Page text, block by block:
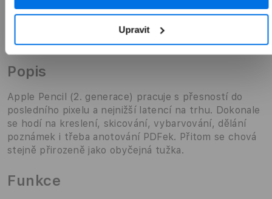
Upravit
Přehled
Popis
Apple Pencil (2. generace) pracuje s přesností do
posledního pixelu a nejnižší latencí na trhu. Dokonale
se hodí na kreslení, skicování, vybarvování, dělání
poznámek i třeba anotování PDFek. Přitom se chová
stejně přirozeně jako obyčejná tužka.
Funkce